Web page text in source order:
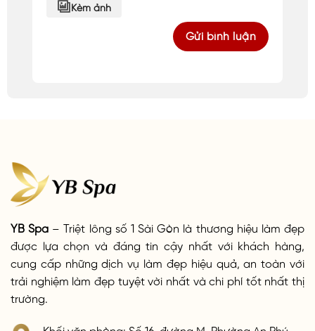
Kèm ảnh
YB Spa – Triệt lông số 1 Sài Gòn là thương hiệu làm đẹp
được lựa chọn và đáng tin cậy nhất với khách hàng,
cung cấp những dịch vụ làm đẹp hiệu quả, an toàn với
trải nghiệm làm đẹp tuyệt vời nhất và chi phí tốt nhất thị
trường.